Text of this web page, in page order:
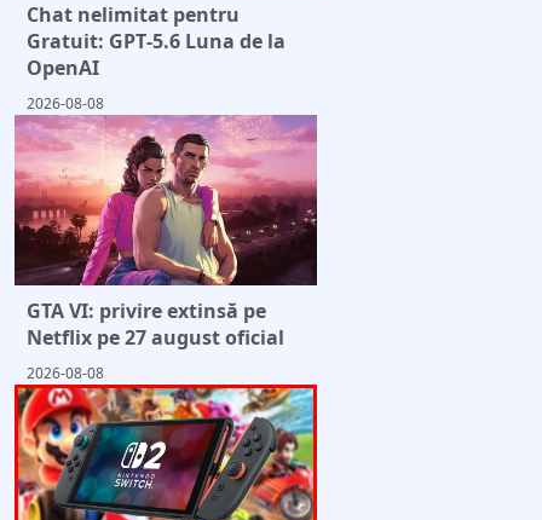
Chat nelimitat pentru
Gratuit: GPT‑5.6 Luna de la
OpenAI
2026-08-08
GTA VI: privire extinsă pe
Netflix pe 27 august oficial
2026-08-08